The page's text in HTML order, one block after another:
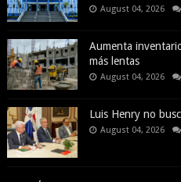
August 04, 2026
Aumenta
más lentas
August 04, 2026
Luis Henry no
August 04, 2026